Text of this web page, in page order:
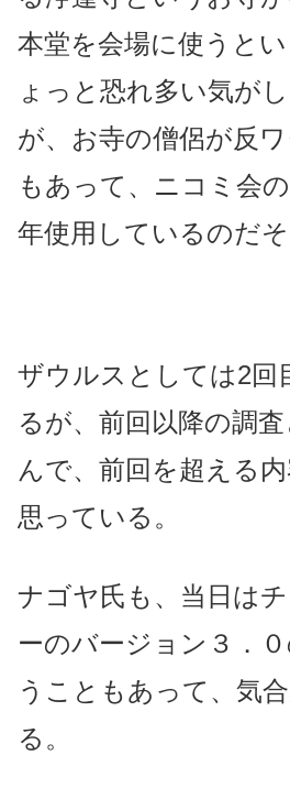
本堂を会場に使うと
ょっと恐れ多い気が
が、お寺の僧侶が反
もあって、ニコミ会
年使用しているのだそ
ザウルスとしては2回
るが、前回以降の調
んで、前回を超える
思っている。
ナゴヤ氏も、当日は
ーのバージョン３．
うこともあって、気
る。